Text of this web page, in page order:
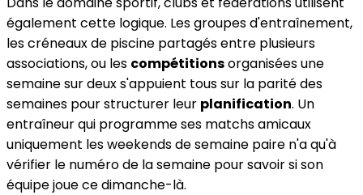
également cette logique. Les groupes d'entraînement,
les créneaux de piscine partagés entre plusieurs
associations, ou les compétitionsorganisées une
semaine sur deux s'appuient tous sur la parité des
semaines pour structurer leur planification. Un
entraîneur qui programme ses matchs amicaux
uniquement les weekends de semaine paire n'a qu'à
vérifier le numéro de la semaine pour savoir si son
équipe joue ce dimanche-là.